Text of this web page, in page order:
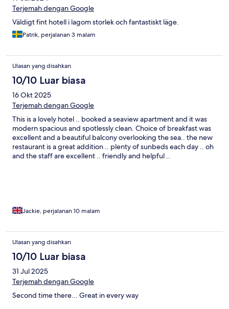
Terjemah dengan Google
Väldigt fint hotell i lagom storlek och fantastiskt läge.
Patrik, perjalanan 3 malam
Ulasan yang disahkan
10/10 Luar biasa
16 Okt 2025
Terjemah dengan Google
This is a lovely hotel .. booked a seaview apartment and it was
modern spacious and spotlessly clean. Choice of breakfast was
excellent and a beautiful balcony overlooking the sea.. the new
restaurant is a great addition .. plenty of sunbeds each day .. oh
and the staff are excellent .. friendly and helpful ..
Jackie, perjalanan 10 malam
Ulasan yang disahkan
10/10 Luar biasa
31 Jul 2025
Terjemah dengan Google
Second time there... Great in every way